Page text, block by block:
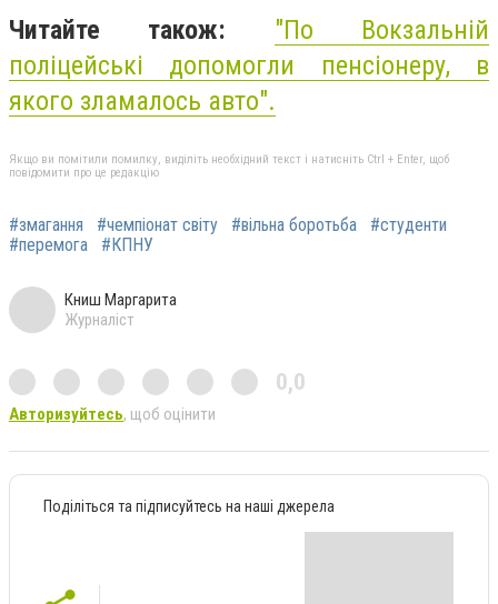
Читайте також: "По Вокзальній
поліцейські допомогли пенсіонеру, в
якого зламалось авто".
Якщо ви помітили помилку, виділіть необхідний текст і натисніть Ctrl + Enter, щоб
повідомити про це редакцію
#змагання #чемпіонат світу #вільна боротьба
#студенти
#перемога
#КПНУ
Книш Маргарита
Журналіст
0,0
Авторизуйтесь, щоб оцінити
Поділіться та підписуйтесь на наші джерела